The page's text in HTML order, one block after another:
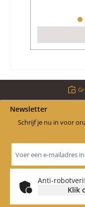
Newsletter
Schrijf je nu in voor
mailadres
*
Anti-
Klik